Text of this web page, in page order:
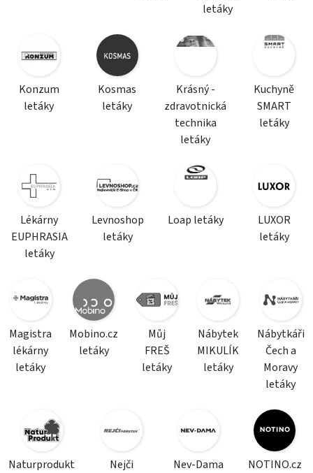
letáky
Konzum
letáky
Kosmas
letáky
Krásný -
zdravotnická
technika
letáky
Kuchyně
SMART
letáky
Lékárny
EUPHRASIA
letáky
Levnoshop
letáky
Loap letáky
LUXOR
letáky
Magistra
lékárny
letáky
Mobino.cz
letáky
Můj
FREŠ
letáky
Nábytek
MIKULÍK
letáky
Nábytkáři
Čech a
Moravy
letáky
Naturprodukt
Nejči
Nev-Dama
NOTINO.cz